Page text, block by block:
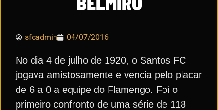
sfcadmin 04/07/2016
No dia 4 de julho de 1920, o Santos FC
jogava amistosamente e vencia pelo placar
de 6 a 0 a equipe do Flamengo. Foi o
primeiro confronto de uma série de 118